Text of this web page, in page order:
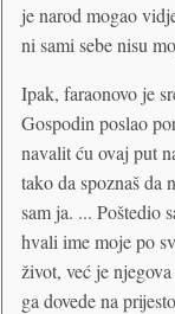
je narod mogao
ni sami sebe nisu
Ipak, faraonovo je
Gospodin poslao
navalit ću ovaj put
tako da spoznaš da
sam ja. ... Poštedio
hvali ime moje po
život, već je
ga dovede na